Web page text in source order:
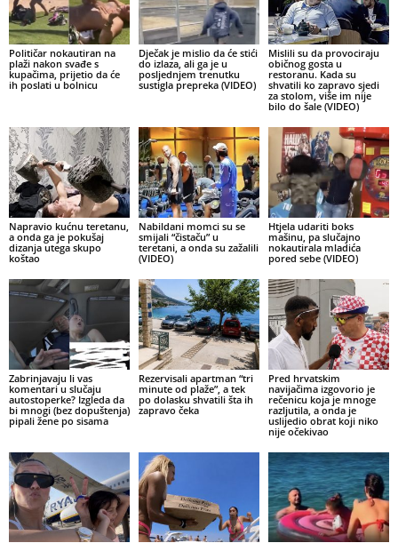
Političar nokautiran na
plaži nakon svađe s
kupačima, prijetio da će
ih poslati u bolnicu
Dječak je mislio da će stići
do izlaza, ali ga je u
posljednjem trenutku
sustigla prepreka (VIDEO)
Mislili su da provociraju
običnog gosta u
restoranu. Kada su
shvatili ko zapravo sjedi
za stolom, više im nije
bilo do šale (VIDEO)
Napravio kućnu teretanu,
a onda ga je pokušaj
dizanja utega skupo
koštao
Nabildani momci su se
smijali “čistaču” u
teretani, a onda su zažalili
(VIDEO)
Htjela udariti boks
mašinu, pa slučajno
nokautirala mladića
pored sebe (VIDEO)
Zabrinjavaju li vas
komentari u slučaju
autostoperke? Izgleda da
bi mnogi (bez dopuštenja)
pipali žene po sisama
Rezervisali apartman “tri
minute od plaže”, a tek
po dolasku shvatili šta ih
zapravo čeka
Pred hrvatskim
navijačima izgovorio je
rečenicu koja je mnoge
razljutila, a onda je
uslijedio obrat koji niko
nije očekivao